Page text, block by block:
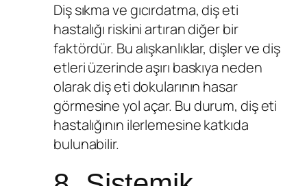
Diş sıkma ve gıcırdatma, diş eti
hastalığı riskini artıran diğer bir
faktördür. Bu alışkanlıklar, dişler ve diş
etleri üzerinde aşırı baskıya neden
olarak diş eti dokularının hasar
görmesine yol açar. Bu durum, diş eti
hastalığının ilerlemesine katkıda
bulunabilir.